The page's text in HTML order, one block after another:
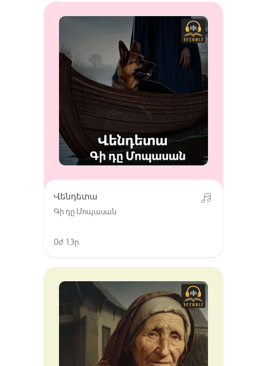
Վենդետա
Գի դը Մոպասան
0ժ 13ր